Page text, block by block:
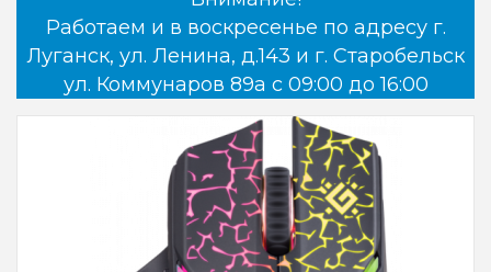
Работаем и в воскресенье по адресу г.
Луганск, ул. Ленина, д.143 и г. Старобельск
ул. Коммунаров 89а с 09:00 до 16:00